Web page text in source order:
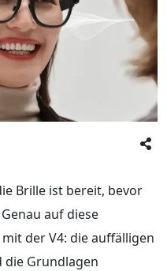
Brille ist bereit, bevor
auf diese
der V4: die auffälligen
Grundlagen